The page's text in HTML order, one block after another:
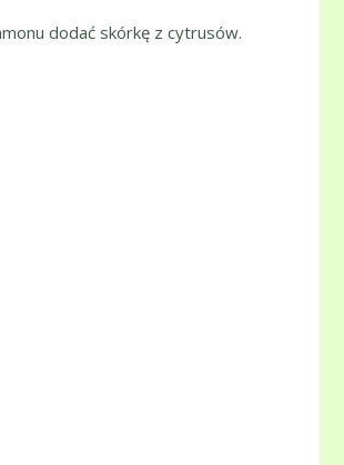
dodać skórkę z cytrusów.